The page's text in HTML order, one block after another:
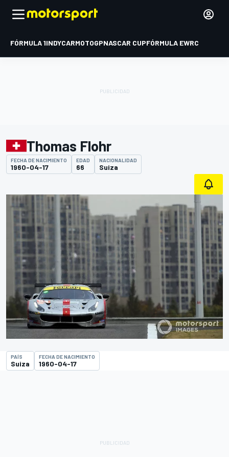
FÓRMULA 1INDYCARMOTOGPNASCAR CUPFÓRMULA EWRC
Thomas Flohr
FECHA DE NACIMIENTO
1960-04-17
EDAD
66
NACIONALIDAD
Suiza
PAÍS
Suiza
FECHA DE NACIMIENTO
1960-04-17